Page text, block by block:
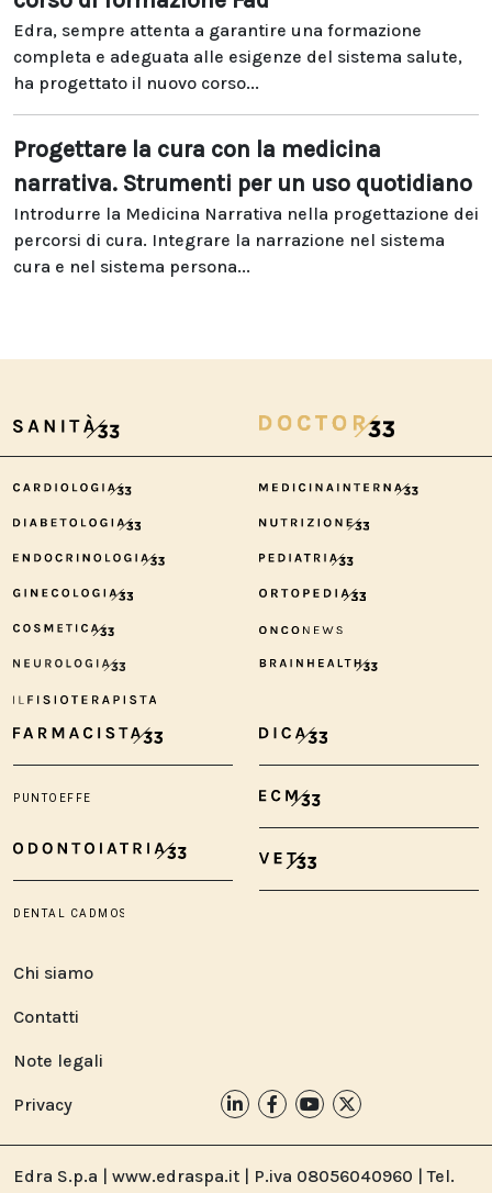
Edra, sempre attenta a garantire una formazione
completa e adeguata alle esigenze del sistema salute,
ha progettato il nuovo corso...
Progettare la cura con la medicina
narrativa. Strumenti per un uso quotidiano
Introdurre la Medicina Narrativa nella progettazione dei
percorsi di cura. Integrare la narrazione nel sistema
cura e nel sistema persona...
Chi siamo
Contatti
Note legali
Privacy
Edra S.p.a | www.edraspa.it | P.iva 08056040960 | Tel.